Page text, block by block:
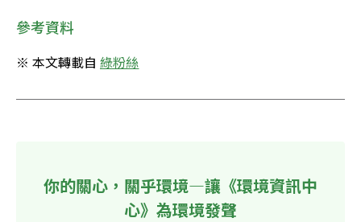
參考資料
※ 本文轉載自 綠粉絲
你的關心，關乎環境—讓《環境資訊中
心》為環境發聲